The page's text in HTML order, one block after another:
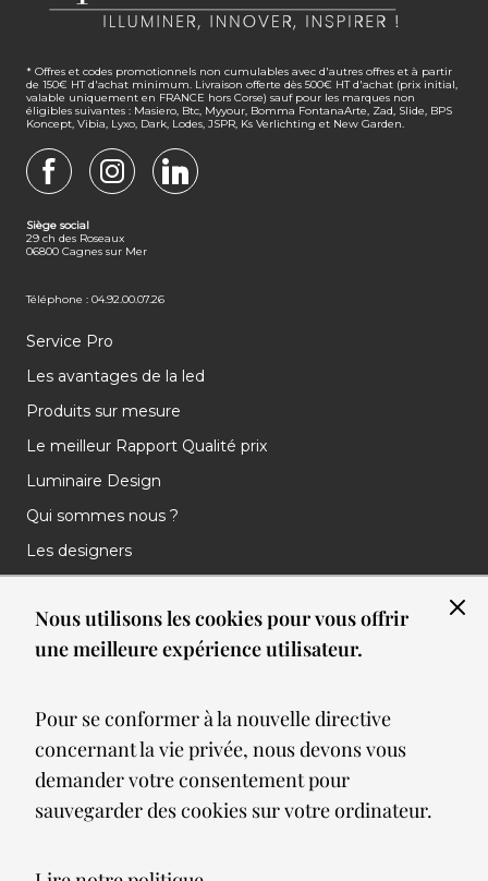
Nous utilisons les cookies pour vous offrir
une meilleure expérience utilisateur.
Pour se conformer à la nouvelle directive
concernant la vie privée, nous devons vous
demander votre consentement pour
sauvegarder des cookies sur votre ordinateur.
* Offres et codes promotionnels non cumulables avec d'autres offres et à partir
de 150€ HT d'achat minimum. Livraison offerte dès 500€ HT d'achat (prix initial,
valable uniquement en FRANCE hors Corse) sauf pour les marques non
éligibles suivantes : Masiero, Btc, Myyour, Bomma FontanaArte, Zad, Slide, BPS
Koncept, Vibia, Lyxo, Dark, Lodes, JSPR, Ks Verlichting et New Garden.
Siège social
29 ch des Roseaux
06800 Cagnes sur Mer
Téléphone : 04.92.00.07.26
Service Pro
Les avantages de la led
Produits sur mesure
Le meilleur Rapport Qualité prix
Luminaire Design
Qui sommes nous ?
Les designers
Nos réalisations
Nos Clients
Meilleures ventes
Blog
© 2026 Spot lumiere led. All Rights Reserved